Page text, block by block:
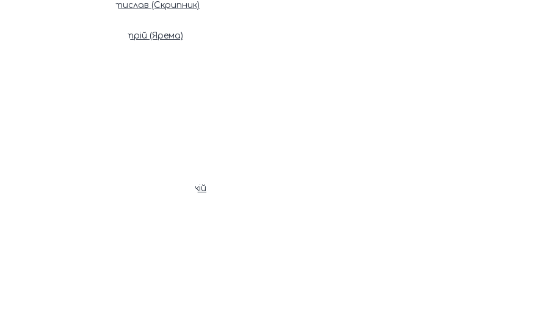
Патріарх Мстислав (Скрипник)
Патріарх Димитрій (Ярема)
Записки за здоров’я та за упокій